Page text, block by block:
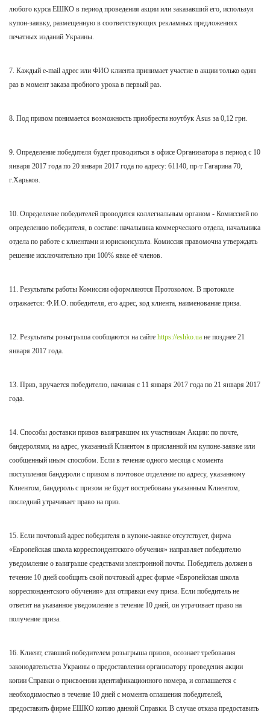
любого курса ЕШКО в период проведения акции или заказавший его, используя
купон-заявку, размещенную в соответствующих рекламных предложениях
печатных изданий Украины.
7. Каждый e-mail адрес или ФИО клиента принимает участие в акции только один
раз в момент заказа пробного урока в первый раз.
8. Под призом понимается возможность приобрести ноутбук Asus за 0,12 грн.
9. Определение победителя будет проводиться в офисе Организатора в период с 10
января 2017 года по 20 января 2017 года по адресу: 61140, пр-т Гагарина 70,
г.Харьков.
10. Определение победителей проводится коллегиальным органом - Комиссией по
определению победителя, в составе: начальника коммерческого отдела, начальника
отдела по работе с клиентами и юрисконсульта. Комиссия правомочна утверждать
решение исключительно при 100% явке её членов.
11. Результаты работы Комиссии оформляются Протоколом. В протоколе
отражается: Ф.И.О. победителя, его адрес, код клиента, наименование приза.
12. Результаты розыгрыша сообщаются на сайте https://eshko.ua не позднее 21
января 2017 года.
13. Приз, вручается победителю, начиная с 11 января 2017 года по 21 января 2017
года.
14. Способы доставки призов выигравшим их участникам Акции: по почте,
бандеролями, на адрес, указанный Клиентом в присланной им купоне-заявке или
сообщенный иным способом. Если в течение одного месяца с момента
поступления бандероли с призом в почтовое отделение по адресу, указанному
Клиентом, бандероль с призом не будет востребована указанным Клиентом,
последний утрачивает право на приз.
15. Если почтовый адрес победителя в купоне-заявке отсутствует, фирма
«Европейская школа корреспондентского обучения» направляет победителю
уведомление о выигрыше средствами электронной почты. Победитель должен в
течение 10 дней сообщить свой почтовый адрес фирме «Европейская школа
корреспондентского обучения» для отправки ему приза. Если победитель не
ответит на указанное уведомление в течение 10 дней, он утрачивает право на
получение приза.
16. Клиент, ставший победителем розыгрыша призов, осознает требования
законодательства Украины о предоставлении организатору проведения акции
копии Справки о присвоении идентификационного номера, и соглашается с
необходимостью в течение 10 дней с момента оглашения победителей,
предоставить фирме ЕШКО копию данной Справки. В случае отказа предоставить